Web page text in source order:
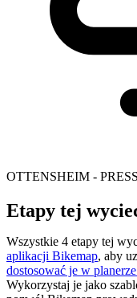
OTTENSHEIM -
Etapy tej
Wszystkie 4 etapy tej
aplikacji Bikemap, aby
dostosować je w
Wykorzystaj je jako